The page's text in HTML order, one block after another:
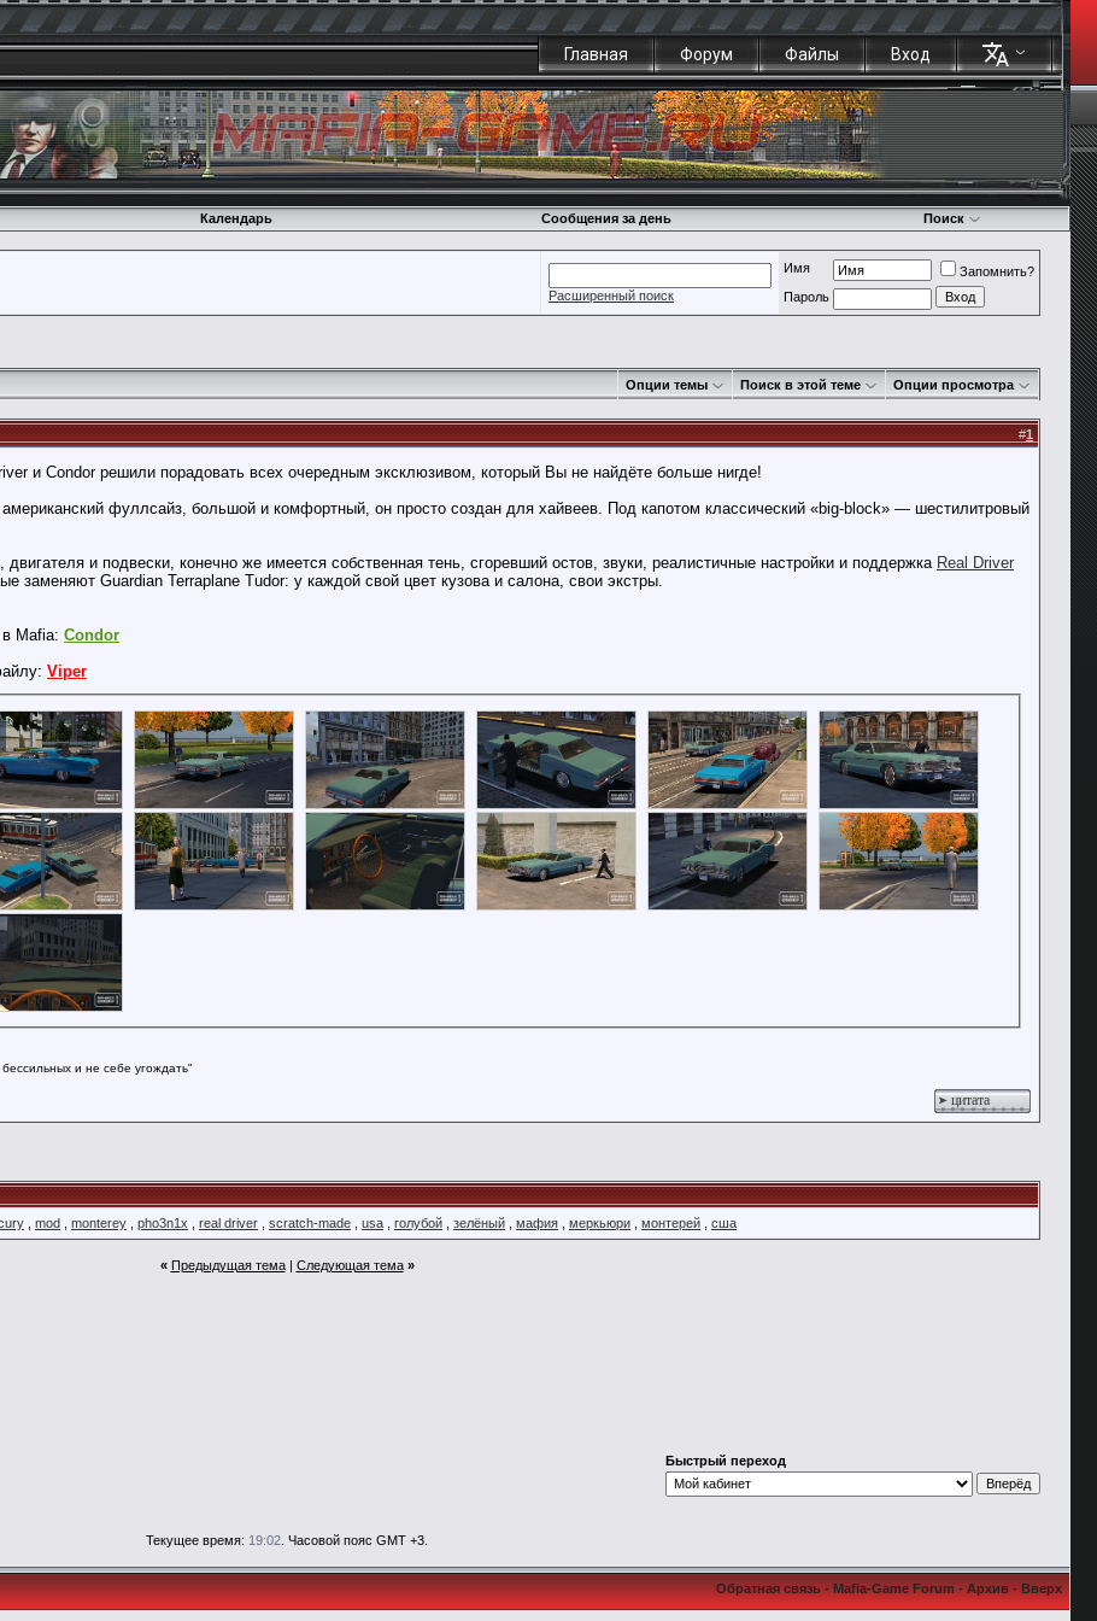
Главная Форум Файлы Вход
Календарь Сообщения за день Поиск
Расширенный поиск
Имя
Запомнить?
Пароль
Опции темы Поиск в этой теме Опции просмотра
#1
и Condor решили порадовать всех очередным эксклюзивом, который Вы не найдёте больше нигде!
фуллсайз, большой и комфортный, он просто создан для хайвеев. Под капотом классический «big-block» — шестилитровый
и подвески, конечно же имеется собственная тень, сгоревший остов, звуки, реалистичные настройки и поддержка Real Driver
заменяют Guardian Terraplane Tudor: у каждой свой цвет кузова и салона, свои экстры.
Mafia: Condor
Viper
и не себе угождать"
цитата
mod monterey pho3n1x real driver scratch-made usa голубой зелёный мафия меркьюри монтерей сша
« Предыдущая тема| Следующая тема »
Быстрый переход
Текущее время: 19:02 . Часовой пояс GMT +3.
Обратная связь-Mafia-Game Forum-Архив-Вверх